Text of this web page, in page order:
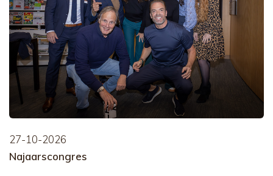
27-10-2026
Najaarscongres